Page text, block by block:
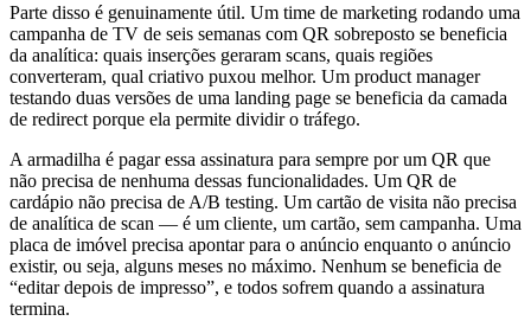
Parte disso é genuinamente útil. Um time de marketing rodando uma
campanha de TV de seis semanas com QR sobreposto se beneficia
da analítica: quais inserções geraram scans, quais regiões
converteram, qual criativo puxou melhor. Um product manager
testando duas versões de uma landing page se beneficia da camada
de redirect porque ela permite dividir o tráfego.
A armadilha é pagar essa assinatura para sempre por um QR que
não precisa de nenhuma dessas funcionalidades. Um QR de
cardápio não precisa de A/B testing. Um cartão de visita não precisa
de analítica de scan — é um cliente, um cartão, sem campanha. Uma
placa de imóvel precisa apontar para o anúncio enquanto o anúncio
existir, ou seja, alguns meses no máximo. Nenhum se beneficia de
“editar depois de impresso”, e todos sofrem quando a assinatura
termina.